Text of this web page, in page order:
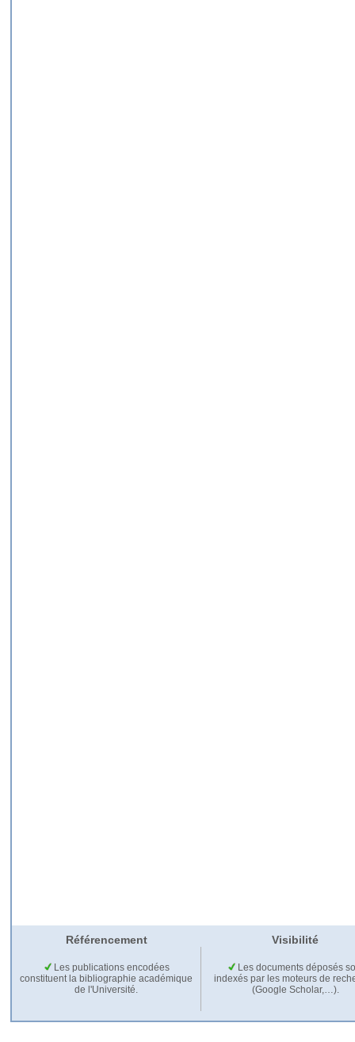
Référencement Visibilité
Les publications encodées
constituent la bibliographie académique
de l'Université.
Les documents déposés
indexés par les moteurs de
(Google Scholar,…).